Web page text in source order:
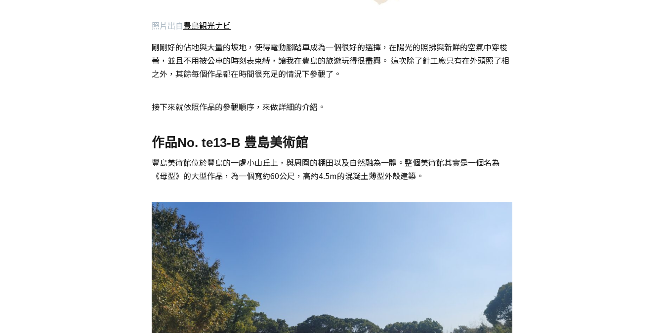
照片出自豊島観光ナビ
剛剛好的佔地與大量的坡地，使得電動腳踏車成為一個很好的選擇，在陽光的照拂與新鮮的空氣中穿梭
著，並且不用被公車的時刻表束縛，讓我在豊島的旅遊玩得很盡興。 這次除了針工廠只有在外頭照了相
之外，其餘每個作品都在時間很充足的情況下參觀了。
接下來就依照作品的參觀順序，來做詳細的介紹。
作品No. te13-B 豊島美術館
豐島美術館位於豐島的一處小山丘上，與周圍的棚田以及自然融為一體。整個美術館其實是一個名為
《母型》的大型作品，為一個寬約60公尺，高約4.5m的混凝土薄型外殼建築。